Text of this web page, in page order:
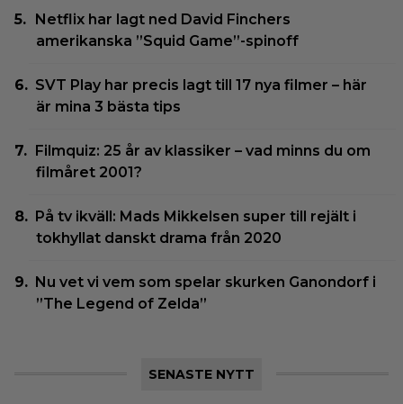
Netflix har lagt ned David Finchers
amerikanska ”Squid Game”-spinoff
SVT Play har precis lagt till 17 nya filmer – här
är mina 3 bästa tips
Filmquiz: 25 år av klassiker – vad minns du om
filmåret 2001?
På tv ikväll: Mads Mikkelsen super till rejält i
tokhyllat danskt drama från 2020
Nu vet vi vem som spelar skurken Ganondorf i
”The Legend of Zelda”
SENASTE NYTT